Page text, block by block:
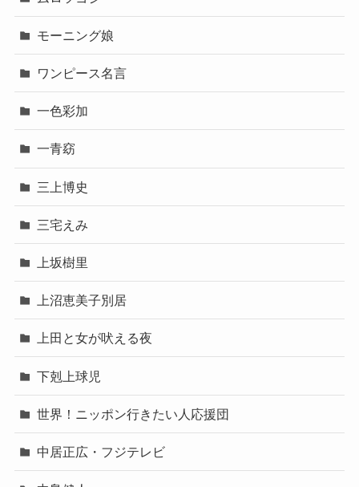
モーニング娘
ワンピース名言
一色彩加
一青窈
三上博史
三宅えみ
上坂樹里
上沼恵美子別居
上田と女が吠える夜
下剋上球児
世界！ニッポン行きたい人応援団
中居正広・フジテレビ